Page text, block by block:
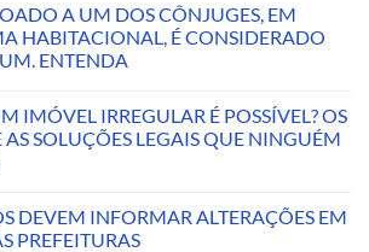
A UM DOS CÔNJUGES, EM
HABITACIONAL, É CONSIDERADO
ENTENDA
IMÓVEL IRREGULAR É POSSÍVEL? OS
AS SOLUÇÕES LEGAIS QUE NINGUÉM
DEVEM INFORMAR ALTERAÇÕES EM
PREFEITURAS